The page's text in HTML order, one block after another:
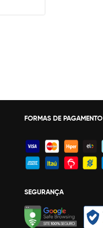
FORMAS DE PAGAMENTO
SEGURANÇA